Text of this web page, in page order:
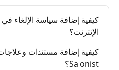
كيفية إضافة سياسة الإلغاء
الإنترنت؟
كيفية إضافة مستندات
Salonist؟